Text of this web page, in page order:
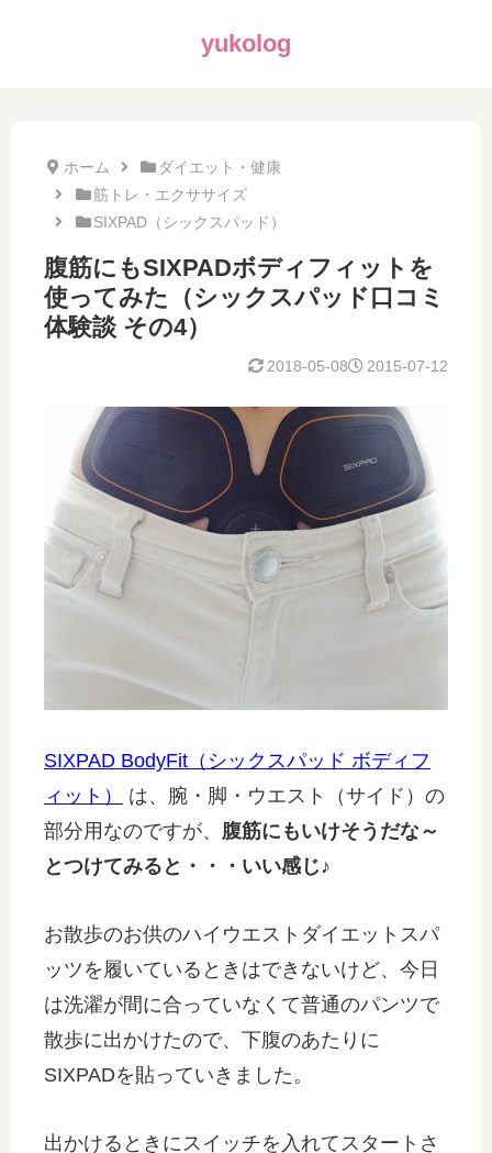
yukolog
ホーム
ダイエット・健康
筋トレ・エクササイズ
SIXPAD（シックスパッド）
腹筋にもSIXPADボディフィットを
使ってみた（シックスパッド口コミ
体験談 その4）
2015-07-12
2018-05-08
SIXPAD BodyFit（シックスパッド ボディフ
ィット）
は、腕・脚・ウエスト（サイド）の
部分用なのですが、 腹筋にもいけそうだな～
とつけてみると・・・いい感じ♪
お散歩のお供のハイウエストダイエットスパ
ッツを履いているときはできないけど、今日
は洗濯が間に合っていなくて普通のパンツで
散歩に出かけたので、下腹のあたりに
SIXPADを貼っていきました。
出かけるときにスイッチを入れてスタートさ